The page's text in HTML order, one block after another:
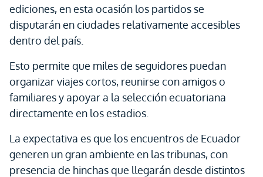
ediciones, en esta ocasión los partidos se
disputarán en ciudades relativamente accesibles
dentro del país.
Esto permite que miles de seguidores puedan
organizar viajes cortos, reunirse con amigos o
familiares y apoyar a la selección ecuatoriana
directamente en los estadios.
La expectativa es que los encuentros de Ecuador
generen un gran ambiente en las tribunas, con
presencia de hinchas que llegarán desde distintos